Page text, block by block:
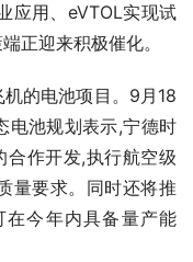
应用、eVTOL实现试
正迎来积极催化。
的电池项目。9月18
电池规划表示,宁德时
合作开发,执行航空级
量要求。同时还将推
今年内具备量产能